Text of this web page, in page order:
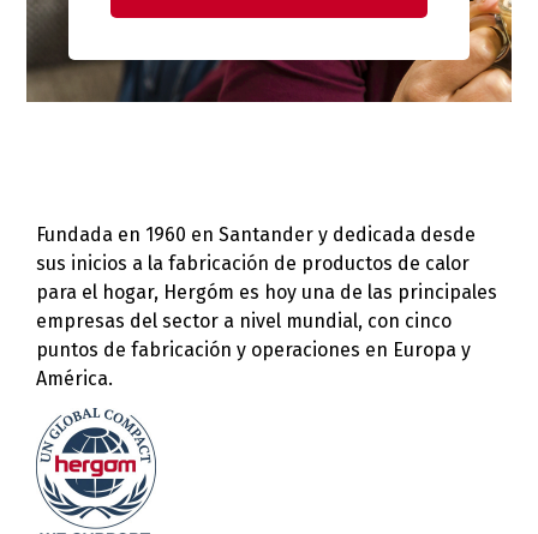
Fundada en 1960 en Santander y dedicada desde
sus inicios a la fabricación de productos de calor
para el hogar, Hergóm es hoy una de las principales
empresas del sector a nivel mundial, con cinco
puntos de fabricación y operaciones en Europa y
América.